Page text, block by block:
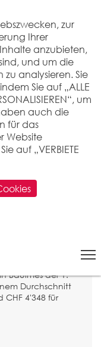
in Baulmes
Baulmes der 1.
Durchschnitt
CHF 4'348 für
zur
Ihrer
anzubieten,
und um die
analysieren. Sie
Sie auf „ALLE
um
auch die
für das
Website
auf „VERBIETE